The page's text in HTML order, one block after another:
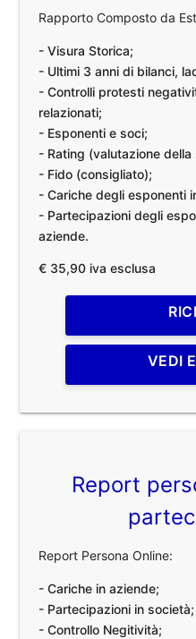
Rapporto Composto da
- Visura Storica;
- Ultimi 3 anni di bilanci,
- Controlli protesti
relazionati;
- Esponenti e soci;
- Rating (valutazione della
- Fido (consigliato);
- Cariche degli esponenti
- Partecipazioni degli
aziende.
€ 35,90 iva esclusa
VEDI
Report
Report Persona Online:
- Cariche in aziende;
- Partecipazioni in società;
- Controllo Negitività;